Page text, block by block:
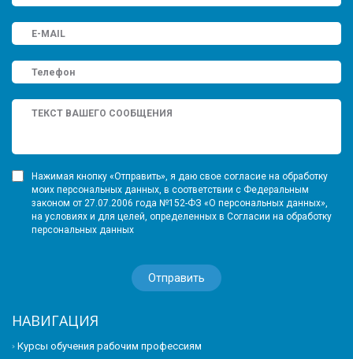
Нажимая кнопку «Отправить», я даю свое согласие на обработку
моих персональных данных, в соответствии с Федеральным
законом от 27.07.2006 года №152-ФЗ «О персональных данных»,
на условиях и для целей, определенных в Согласии на обработку
персональных данных
НАВИГАЦИЯ
Курсы обучения рабочим профессиям